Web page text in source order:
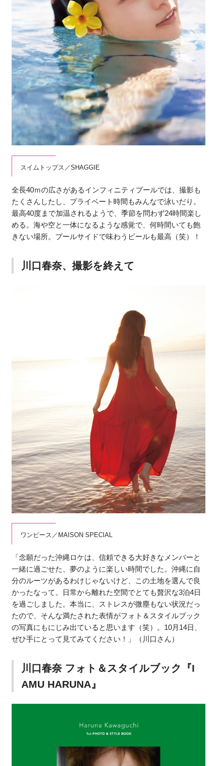
スイムトップス／SHAGGIE
全長40ｍの広さがあるインフィニティプールでは、撮影も
たくさんしたし、プライベート時間もみんなで泳いだり。
最高40度まで加温されるようで、季節を問わず24時間楽し
める。海や空と一体になるような感覚で、何時間いても飽
きない場所。プールサイドで味わうビールも最高（笑）！
川口春奈、撮影を終えて
ワンピース／MAISON SPECIAL
「念願だった沖縄ロケは、信頼できる大好きなメンバーと
一緒に過ごせた、夢のように楽しい時間でした。沖縄に自
分のルーツがあるわけじゃないけど、この土地を選んで良
かったなって。日常から離れた空間でとても贅沢な3泊4日
を過ごしました。本当に、ストレスが微塵もない状況だっ
たので、そんな満たされた表情がフォト＆スタイルブック
の写真にもにじみ出ていると思います（笑）。10月14日、
ぜひ手にとって見てみてください！」（川口さん）
川口春奈 フォト＆スタイルブック『I
AMU HARUNA』